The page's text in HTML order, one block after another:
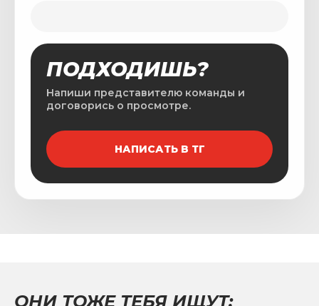
ПОДХОДИШЬ?
Напиши представителю команды и
договорись о просмотре.
НАПИСАТЬ В ТГ
ОНИ ТОЖЕ ТЕБЯ ИЩУТ: